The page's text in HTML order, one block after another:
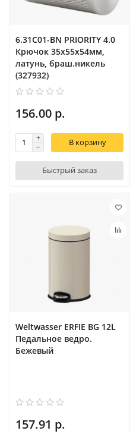
6.31С01-BN PRIORITY 4.0
Крючок 35x55x54мм,
латунь, браш.никель
(327932)
156.00 р.
В корзину
Быстрый заказ
Weltwasser ERFIE BG 12L
Педальное ведро.
Бежевый
157.91 р.